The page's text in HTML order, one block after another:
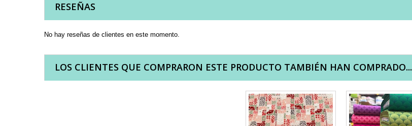
RESEÑAS
No hay reseñas de clientes en este momento.
LOS CLIENTES QUE COMPRARON ESTE PRODUCTO TAMBIÉN HAN COMPRADO...